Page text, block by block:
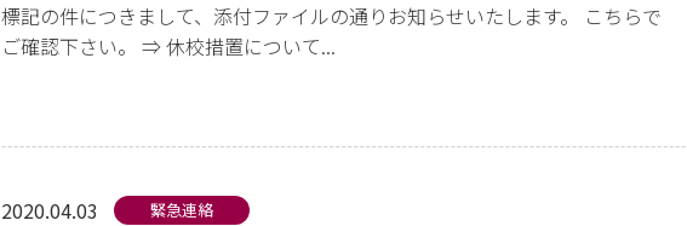
標記の件につきまして、添付ファイルの通りお知らせいたします。 こちらで
ご確認下さい。 ⇒ 休校措置について...
2020.04.03 緊急連絡